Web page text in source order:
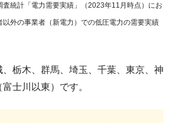
統計「電力需要実績」（2023年11月時点）にお
以外の事業者（新電力）での低圧電力の需要実績
栃木、群馬、埼玉、千葉、東京、神
士川以東）です。